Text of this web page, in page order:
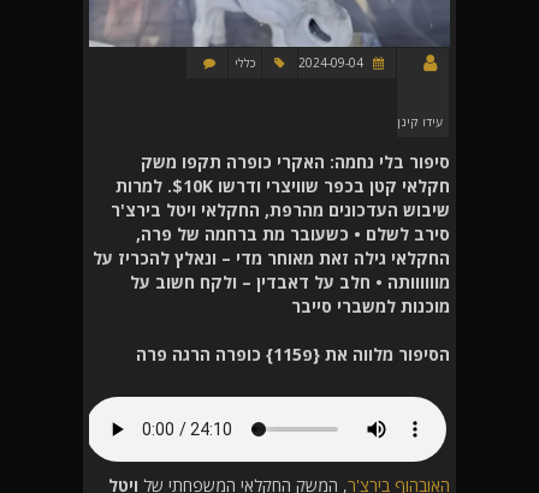
עידו קינן
כללי
סיפור בלי נחמה: האקרי כופרה תקפו משק
חקלאי קטן בכפר שוויצרי ודרשו 10K$. למרות
שיבוש העדכונים מהרפת, החקלאי ויטל בירצ'ר
סירב לשלם • כשעובר מת ברחמה של פרה,
החקלאי גילה זאת מאוחר מדי – ונאלץ להכריז על
מוווווותה • חלב על דאבדין – ולקח חשוב על
מוכנות למשברי סייבר
הסיפור מלווה את {פ115} כופרה הרגה פרה
האובהוף בירצ'ר, המשק החקלאי המשפחתי של ויטל